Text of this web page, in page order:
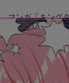
マンガ「キング
とめていきます